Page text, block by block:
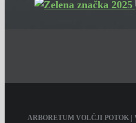
ARBORETUM VOLČJI POTOK |